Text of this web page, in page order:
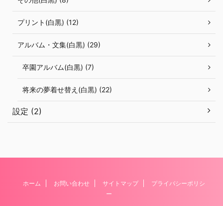
プリント(白黒) (12)
アルバム・文集(白黒) (29)
卒園アルバム(白黒) (7)
将来の夢着せ替え(白黒) (22)
設定 (2)
ホーム お問い合わせ サイトマップ
プライバシーポリシ
ー